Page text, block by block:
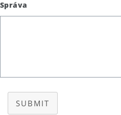
Správa
SUBMIT